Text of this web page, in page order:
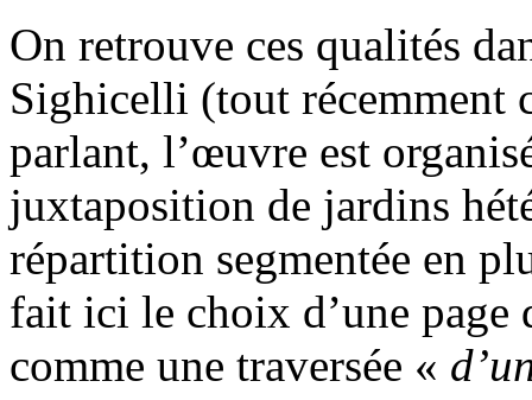
On retrouve ces qualités
Sighicelli (tout récemment
parlant, l’œuvre est
juxtaposition de jardins
répartition segmentée en
fait ici le choix d’une page
comme une traversée «